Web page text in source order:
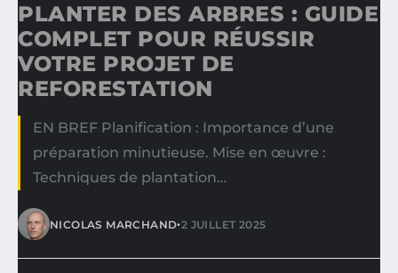
PLANTER DES ARBRES : GUIDE
COMPLET POUR RÉUSSIR
VOTRE PROJET DE
REFORESTATION
EN BREF Planification : Importance d’une
préparation minutieuse. Mise en œuvre :
Techniques de plantation…
NICOLAS MARCHAND•2 JUILLET 2025